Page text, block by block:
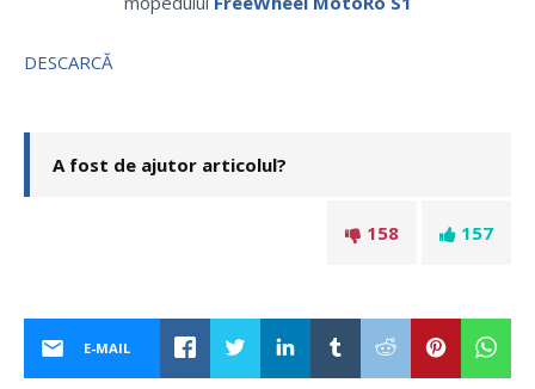
DESCARCĂ
A fost de ajutor articolul?
157
158
E-MAIL